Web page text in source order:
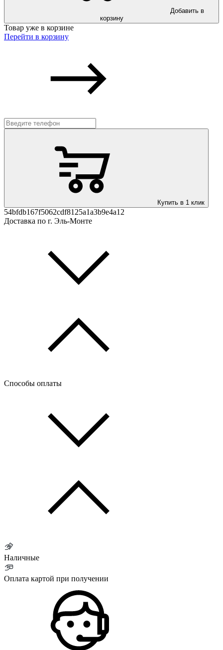
корзину
Товар уже в корзине
Перейти в корзину
Купить в 1 клик
54bfdb167f5062cdf8125a1a3b9e4a12
Доставка по г. Эль-Монте
Способы оплаты
Наличные
Оплата картой при получении